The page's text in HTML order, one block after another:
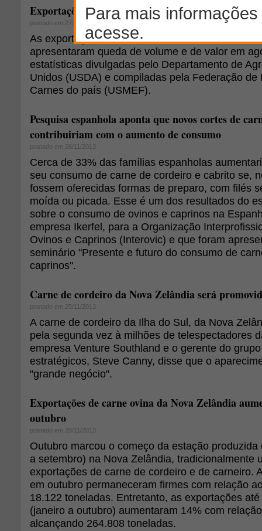
Exportações de carne de cordeiro dos EUA caíram
postado em 27/11/2013
As exportações de carne de cordeiro dos
apresentaram queda de volume e de valor em
estatísticas divulgadas pelo Departamento de
Unidos (USDA) e compiladas pela Federação de
Carnes do país (USMEF).
Pesquisa espanhola aponta que novos cortes de
contribuiriam com o aumento de consumo
postado em 26/11/2013
Cerca de 33% das famílias espanholas
seu consumo de carne de cordeiro e cabrito se,
fossem oferecidas formas de preparo, com filés
moída ou picada. Esse é um dos resultados do
sobre o consumo de ovinos e caprinos na
empresa Ikerfel, para a Organização
Ovinos e Caprinos (Interovic) e que foram
seminário "Presente e futuro do consumo de
caprinos".
Carne de cordeiro da Nova Zelândia será
postado em 25/11/2013
A carne de cordeiro da Ilha do Sul, da Nova
pela segunda vez à milhões de telespectadores
empresa Venture Southland e o gerente do
estratégicos, Steve Canny, disse que o
"grande negócio".
Exportações de carne ovina da Nova Zelândia
outubro
postado em 20/11/2013
Outubro marcou o começo da estação
a setembro) na Nova Zelândia, tradicionalmente
exportações de carne de cordeiro e de carneiro.
em outubro permaneceram firmes com relação
18.122 toneladas. Entretanto, as exportações
(janeiro a outubro) aumentaram 14% com
alcançando 264.808 toneladas.